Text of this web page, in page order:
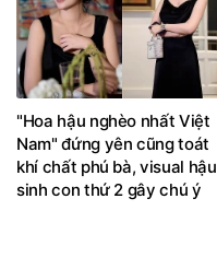
"Hoa hậu nghèo nhất Việt
Nam" đứng yên cũng toát
khí chất phú bà, visual hậu
sinh con thứ 2 gây chú ý